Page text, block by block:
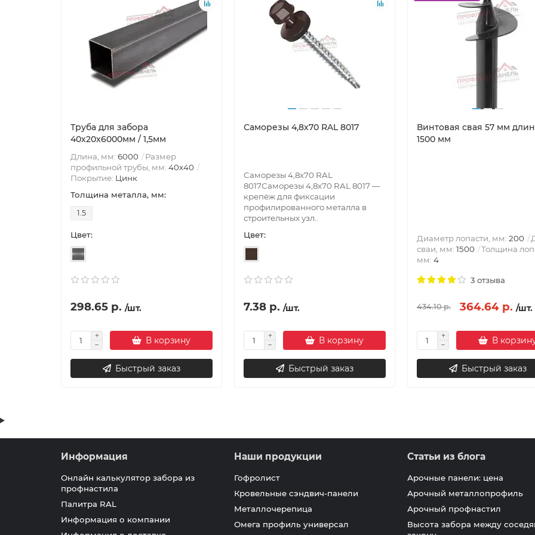
Труба для забора
40х20x6000мм / 1,5мм
Длина, мм: 6000
Размер
профильной трубы, мм: 40х40
Покрытие: Цинк
Толщина металла, мм:
1.5
Цвет:
298.65 р. /шт.
В корзину
Быстрый заказ
Саморезы 4,8х70 RAL 8017
Саморезы 4,8х70 RAL
8017Саморезы 4,8х70 RAL 8017 —
крепёж для фиксации
профилированного металла в
строительных узл..
Цвет:
7.38 р. /шт.
В корзину
Быстрый заказ
Винтовая свая 57 мм
1500 мм
Диаметр лопасти, мм: 200
сваи, мм: 1500
Толщина
мм: 4
3 отзыва
434.10 р. 364.64 р. /шт.
В
Быстрый заказ
Информация
Онлайн калькулятор забора из
профнастила
Палитра RAL
Информация о компании
Наши продукции
Гофролист
Кровельные сэндвич-панели
Металлочерепица
Омега профиль универсал
Статьи из блога
Арочные панели: цена
Арочный металлопрофиль
Арочный профнастил
Высота забора между